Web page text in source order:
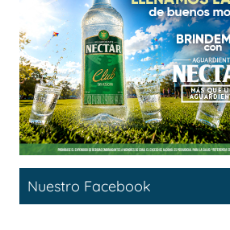
Nuestro Facebook